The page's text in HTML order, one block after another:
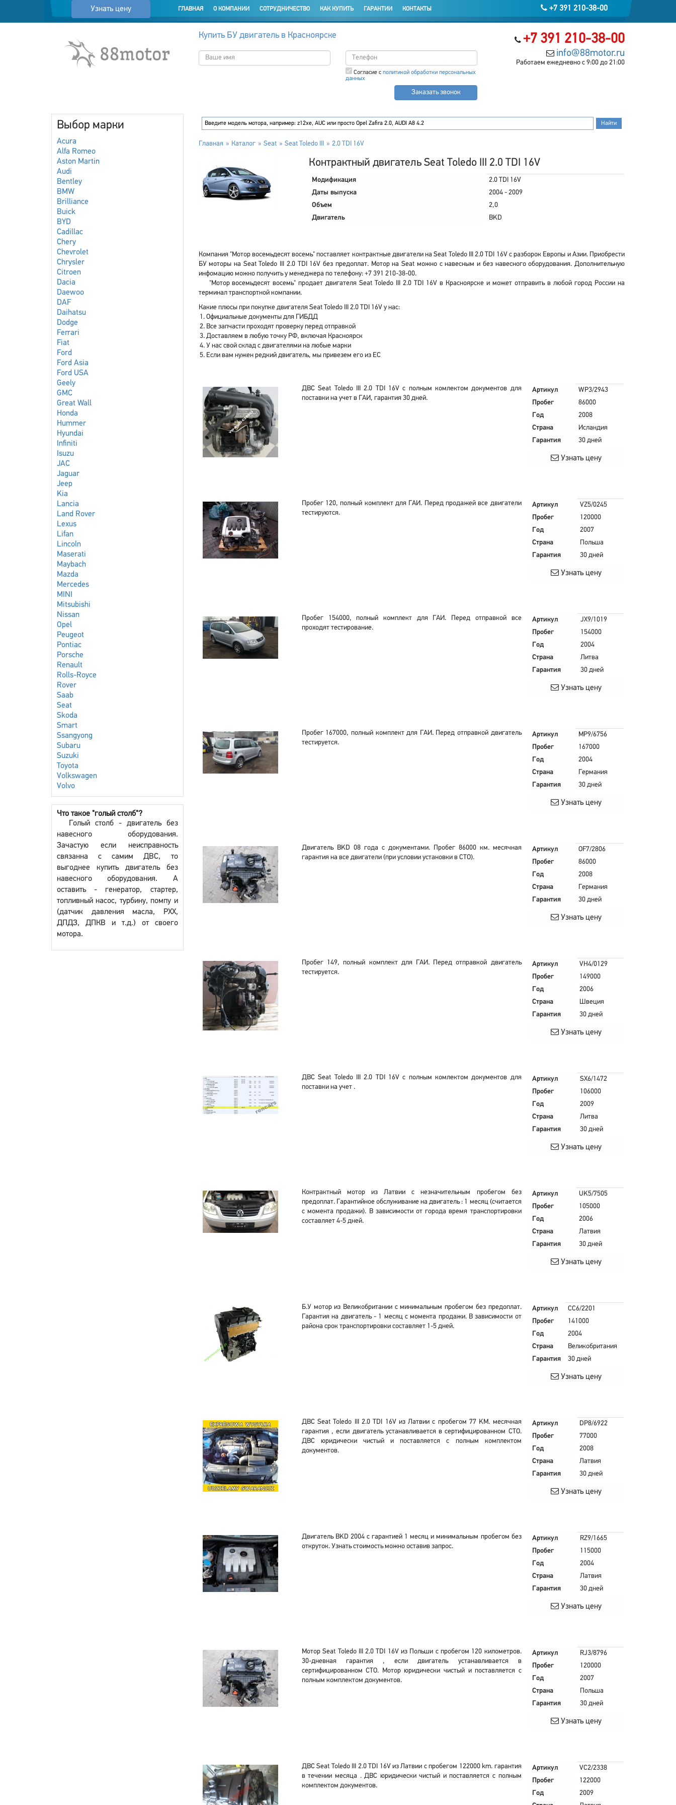
Узнать цену +7 391 210-38-00
ГЛАВНАЯ О КОМПАНИИ СОТРУДНИЧЕСТВО КАК КУПИТЬ ГАРАНТИИ КОНТАКТЫ
+7 391 210-38-00
info@88motor.ru
Работаем ежедневно с 9:00 до 21:00
Купить БУ двигатель в Красноярске
Согласие с политикой обработки персональных
данных
Заказать звонок
Выбор марки
Acura
Alfa Romeo
Aston Martin
Audi
Bentley
BMW
Brilliance
Buick
BYD
Cadillac
Chery
Chevrolet
Chrysler
Citroen
Dacia
Daewoo
DAF
Daihatsu
Dodge
Ferrari
Fiat
Ford
Ford Asia
Ford USA
Geely
GMC
Great Wall
Honda
Hummer
Hyundai
Infiniti
Isuzu
JAC
Jaguar
Jeep
Kia
Lancia
Land Rover
Lexus
Lifan
Lincoln
Maserati
Maybach
Mazda
Mercedes
MINI
Mitsubishi
Nissan
Opel
Peugeot
Pontiac
Porsche
Renault
Rolls-Royce
Rover
Saab
Seat
Skoda
Smart
Ssangyong
Subaru
Suzuki
Toyota
Volkswagen
Volvo
Что такое "голый столб"?
Голый столб - двигатель без
навесного оборудования.
Зачастую если неисправность
связанна с самим ДВС, то
выгоднее купить двигатель без
навесного оборудования. А
оставить - генератор, стартер,
топливный насос, турбину, помпу и
(датчик давления масла, РХХ,
ДПДЗ, ДПКВ и т.д.) от своего
мотора.
Главная Каталог Seat Seat Toledo III 2.0 TDI 16V
Контрактный двигатель Seat Toledo III 2.0 TDI 16V
Модификация
2.0 TDI 16V
Даты выпуска
2004 - 2009
Объем
2,0
Двигатель
BKD
Компания "Мотор восемьдесят восемь" поставляет контрактные двигатели на Seat Toledo III 2.0 TDI 16V с разборок Европы и Азии. Приобрести
БУ моторы на Seat Toledo III 2.0 TDI 16V без предоплат. Мотор на Seat можно с навесным и без навесного оборудования. Дополнительную
инфомацию можно получить у менеджера по телефону: +7 391 210-38-00.
"Мотор восемьдесят восемь" продает двигателя Seat Toledo III 2.0 TDI 16V в Красноярске и может отправить в любой город России на
терминал транспортной компании.
Какие плюсы при покупке двигателя Seat Toledo III 2.0 TDI 16V у нас:
Официальные документы для ГИБДД
Все запчасти проходят проверку перед отправкой
Доставляем в любую точку РФ, включая Красноярск
У нас свой склад с двигателями на любые марки
Если вам нужен редкий двигатель, мы привезем его из ЕС
ДВС Seat Toledo III 2.0 TDI 16V с полным комлектом документов для
поставки на учет в ГАИ, гарантия 30 дней.
Артикул
WP3/2943
Пробег
86000
Год
2008
Страна
Исландия
Гарантия
30 дней
Узнать цену
Пробег 120, полный комплект для ГАИ. Перед продажей все двигатели
тестируются.
Артикул
VZ5/0245
Пробег
120000
Год
2007
Страна
Польша
Гарантия
30 дней
Узнать цену
Пробег 154000, полный комплект для ГАИ. Перед отправкой все
проходят тестирование.
Артикул
JX9/1019
Пробег
154000
Год
2004
Страна
Литва
Гарантия
30 дней
Узнать цену
Пробег 167000, полный комплект для ГАИ. Перед отправкой двигатель
тестируется.
Артикул
MP9/6756
Пробег
167000
Год
2004
Страна
Германия
Гарантия
30 дней
Узнать цену
Двигатель BKD 08 года с документами. Пробег 86000 км. месячная
гарантия на все двигатели (при условии установки в СТО).
Артикул
OF7/2806
Пробег
86000
Год
2008
Страна
Германия
Гарантия
30 дней
Узнать цену
Пробег 149, полный комплект для ГАИ. Перед отправкой двигатель
тестируется.
Артикул
VH4/0129
Пробег
149000
Год
2006
Страна
Швеция
Гарантия
30 дней
Узнать цену
ДВС Seat Toledo III 2.0 TDI 16V с полным комлектом документов для
поставки на учет .
Артикул
SX6/1472
Пробег
106000
Год
2009
Страна
Литва
Гарантия
30 дней
Узнать цену
Контрактный мотор из Латвии с незначительным пробегом без
предоплат. Гарантийное обслуживание на двигатель : 1 месяц (считается
с момента продажи). В зависимости от города время транспортировки
составляет 4-5 дней.
Артикул
UK5/7505
Пробег
105000
Год
2006
Страна
Латвия
Гарантия
30 дней
Узнать цену
Б.У мотор из Великобритании с минимальным пробегом без предоплат.
Гарантия на двигатель - 1 месяц с момента продажи. В зависимости от
района срок транспортировки составляет 1-5 дней.
Артикул
CC6/2201
Пробег
141000
Год
2004
Страна
Великобритания
Гарантия
30 дней
Узнать цену
ДВС Seat Toledo III 2.0 TDI 16V из Латвии с пробегом 77 KM. месячная
гарантия , если двигатель устанавливается в сертифицированном СТО.
ДВС юридически чистый и поставляется с полным комплектом
документов.
Артикул
DP8/6922
Пробег
77000
Год
2008
Страна
Латвия
Гарантия
30 дней
Узнать цену
Двигатель BKD 2004 с гарантией 1 месяц и минимальным пробегом без
откруток. Узнать стоимость можно оставив запрос.
Артикул
RZ9/1665
Пробег
115000
Год
2004
Страна
Латвия
Гарантия
30 дней
Узнать цену
Мотор Seat Toledo III 2.0 TDI 16V из Польши с пробегом 120 километров.
30-дневная гарантия , если двигатель устанавливается в
сертифицированном СТО. Мотор юридически чистый и поставляется с
полным комплектом документов.
Артикул
RJ3/8796
Пробег
120000
Год
2007
Страна
Польша
Гарантия
30 дней
Узнать цену
ДВС Seat Toledo III 2.0 TDI 16V из Латвии с пробегом 122000 km. гарантия
в течении месяца . ДВС юридически чистый и поставляется с полным
комплектом документов.
Артикул
VC2/2338
Пробег
122000
Год
2009